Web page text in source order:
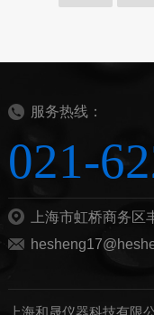
服务热线：
021-
上海市虹桥商务
上海和晟仪器科技有限